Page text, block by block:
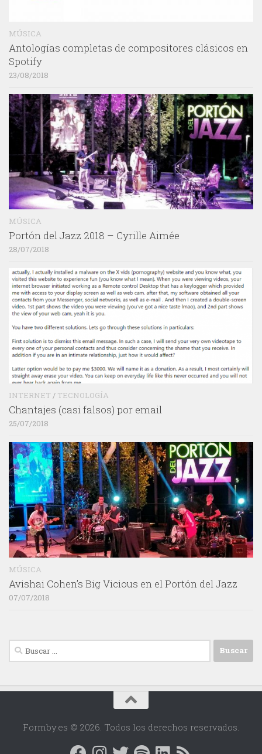
MÚSICA
Antologías completas de compositores clásicos en
Spotify
23/08/2018
MÚSICA
Portón del Jazz 2018 – Cyrille Aimée
28/07/2018
INTERNET / TECNOLOGÍA
Chantajes (casi falsos) por email
25/07/2018
MÚSICA
Avishai Cohen’s Big Vicious en el Portón del Jazz
07/07/2018
Buscar:
Formby.es © 2026. Todos los derechos reservados.